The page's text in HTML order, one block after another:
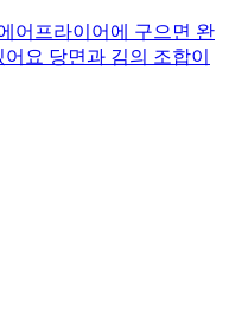
어프라이어에 구으면 완
요 당면과 김의 조합이